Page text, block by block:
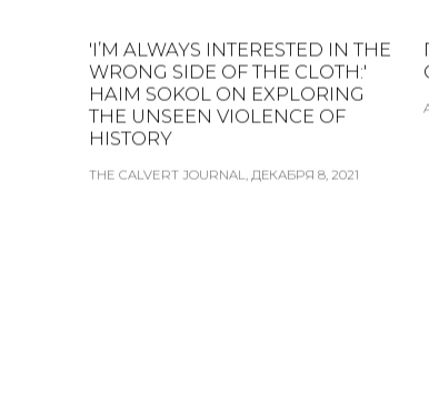
'I’M ALWAYS INTERESTED IN THE
WRONG SIDE OF THE CLOTH:'
HAIM SOKOL ON EXPLORING
THE UNSEEN VIOLENCE OF
HISTORY
THE CALVERT JOURNAL, ДЕКАБРЯ 8, 2021